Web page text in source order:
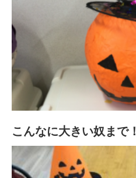
こんなに大きい奴まで！